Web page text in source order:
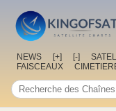
NEWS [+] [-]
FAISCEAUX